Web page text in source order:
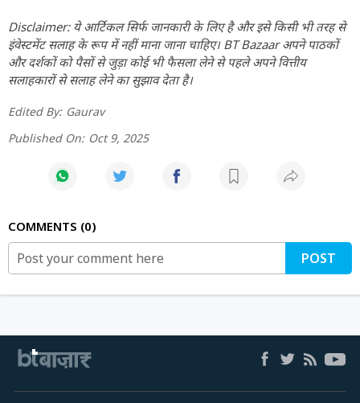
Disclaimer: ये आर्टिकल सिर्फ जानकारी के लिए है और इसे किसी भी तरह से
इंवेस्टमेंट सलाह के रूप में नहीं माना जाना चाहिए। BT Bazaar अपने पाठकों
और दर्शकों को पैसों से जुड़ा कोई भी फैसला लेने से पहले अपने वित्तीय
सलाहकारों से सलाह लेने का सुझाव देता है।
Edited By: Gaurav
Published On: Oct 9, 2025
COMMENTS 0
POST